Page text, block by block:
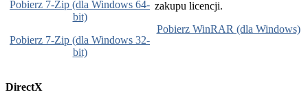
Pobierz 7-Zip (dla Windows 64-
bit)
Pobierz 7-Zip (dla Windows 32-
bit)
zakupu licencji.
Pobierz WinRAR (dla Windows)
DirectX